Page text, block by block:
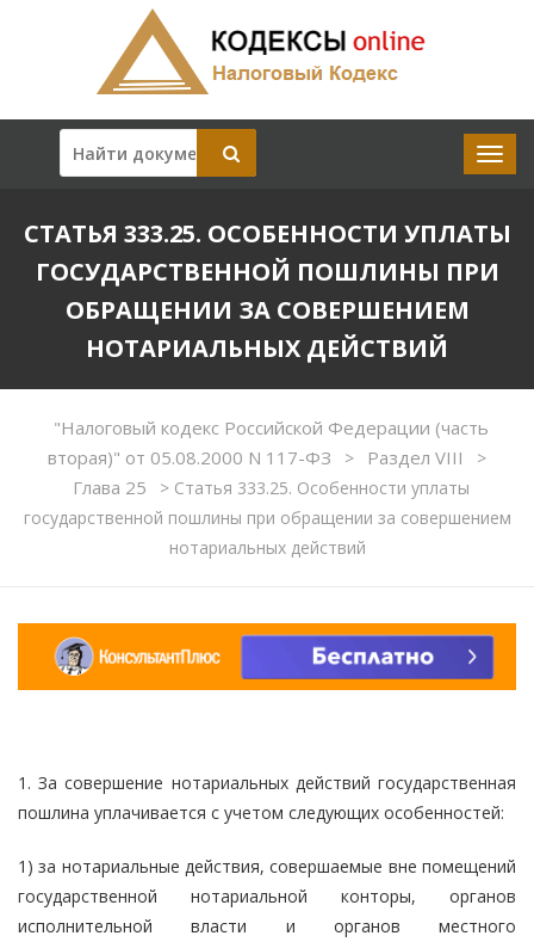
СТАТЬЯ 333.25. ОСОБЕННОСТИ УПЛАТЫ
ГОСУДАРСТВЕННОЙ ПОШЛИНЫ ПРИ
ОБРАЩЕНИИ ЗА СОВЕРШЕНИЕМ
НОТАРИАЛЬНЫХ ДЕЙСТВИЙ
"Налоговый кодекс Российской Федерации (часть
вторая)" от 05.08.2000 N 117-ФЗ
> Раздел VIII >
Глава 25 > Статья 333.25. Особенности уплаты
государственной пошлины при обращении за совершением
нотариальных действий
1. За совершение нотариальных действий государственная
пошлина уплачивается с учетом следующих особенностей:
1) за нотариальные действия, совершаемые вне помещений
государственной нотариальной конторы, органов
исполнительной власти и органов местного